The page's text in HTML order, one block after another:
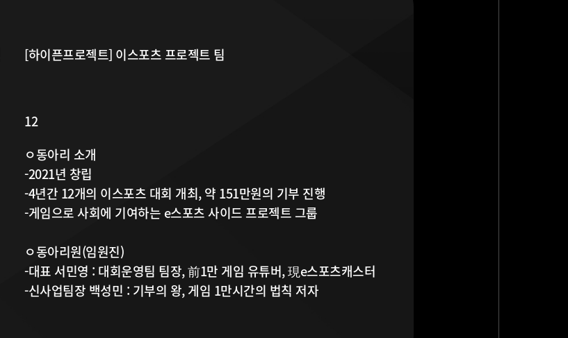
[하이픈프로젝트] 이스포츠 프로젝트 팀
12
ㅇ동아리 소개
-2021년 창립
-4년간 12개의 이스포츠 대회 개최, 약 151만원의 기부 진행
-게임으로 사회에 기여하는 e스포츠 사이드 프로젝트 그룹
ㅇ동아리원(임원진)
-대표 서민영 : 대회운영팀 팀장, 前1만 게임 유튜버, 現e스포츠캐스터
-신사업팀장 백성민 : 기부의 왕, 게임 1만시간의 법칙 저자